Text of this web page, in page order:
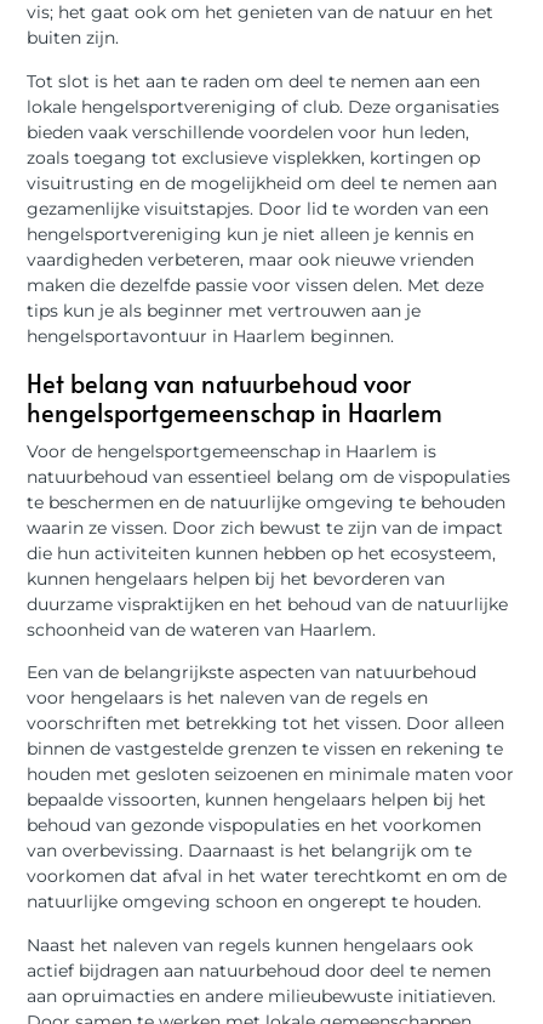
vis; het gaat ook om het genieten van de natuur en het
buiten zijn.
Tot slot is het aan te raden om deel te nemen aan een
lokale hengelsportvereniging of club. Deze organisaties
bieden vaak verschillende voordelen voor hun leden,
zoals toegang tot exclusieve visplekken, kortingen op
visuitrusting en de mogelijkheid om deel te nemen aan
gezamenlijke visuitstapjes. Door lid te worden van een
hengelsportvereniging kun je niet alleen je kennis en
vaardigheden verbeteren, maar ook nieuwe vrienden
maken die dezelfde passie voor vissen delen. Met deze
tips kun je als beginner met vertrouwen aan je
hengelsportavontuur in Haarlem beginnen.
Het belang van natuurbehoud voor
hengelsportgemeenschap in Haarlem
Voor de hengelsportgemeenschap in Haarlem is
natuurbehoud van essentieel belang om de vispopulaties
te beschermen en de natuurlijke omgeving te behouden
waarin ze vissen. Door zich bewust te zijn van de impact
die hun activiteiten kunnen hebben op het ecosysteem,
kunnen hengelaars helpen bij het bevorderen van
duurzame vispraktijken en het behoud van de natuurlijke
schoonheid van de wateren van Haarlem.
Een van de belangrijkste aspecten van natuurbehoud
voor hengelaars is het naleven van de regels en
voorschriften met betrekking tot het vissen. Door alleen
binnen de vastgestelde grenzen te vissen en rekening te
houden met gesloten seizoenen en minimale maten voor
bepaalde vissoorten, kunnen hengelaars helpen bij het
behoud van gezonde vispopulaties en het voorkomen
van overbevissing. Daarnaast is het belangrijk om te
voorkomen dat afval in het water terechtkomt en om de
natuurlijke omgeving schoon en ongerept te houden.
Naast het naleven van regels kunnen hengelaars ook
actief bijdragen aan natuurbehoud door deel te nemen
aan opruimacties en andere milieubewuste initiatieven.